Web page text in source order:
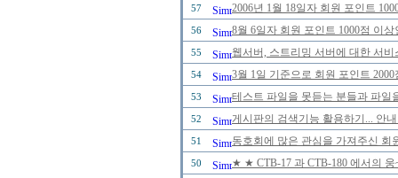
57 2006년 1월 18일자 회원 포인트
56 8월 6일자 회원 포인트 1000점 이
55 웹서버, 스트리밍 서버에 대한 서
54 3월 1일 기준으로 회원 포인트
53 테스트 파일을 못듣는 분들과 파
52 게시판의 검색기능 활용하기... 안
51 동호회에 많은 관심을 가져주신
50 ★ ★ CTB-17 과 CTB-180 에서의